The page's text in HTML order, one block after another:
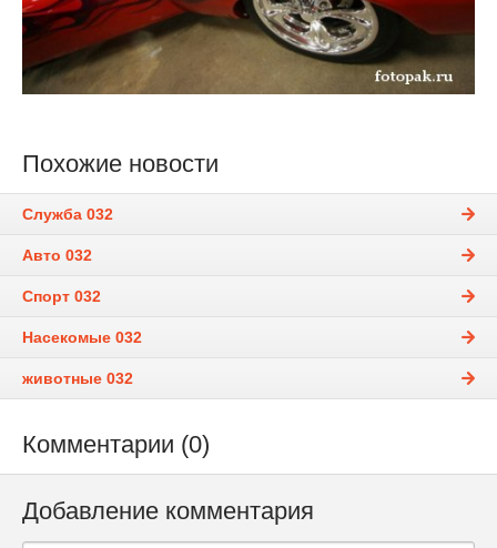
Похожие новости
Служба 032
Авто 032
Спорт 032
Насекомые 032
животные 032
Комментарии (0)
Добавление комментария